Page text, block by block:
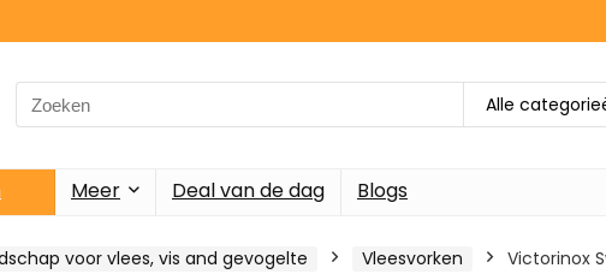
Search
for:
Alle
Meer Deal van de dag Blogs
voor vlees, vis and gevogelte Vleesvorken
Victorinox